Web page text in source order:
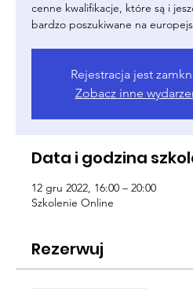
cenne kwalifikacje, które są i
bardzo poszukiwane na
Rejestracja jest
Zobacz inne
Data i godzina
12 gru 2022, 16:00 – 20:00
Szkolenie Online
Rezerwuj